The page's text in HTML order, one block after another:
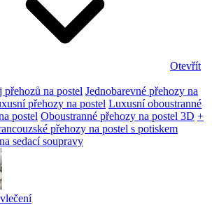
Otevřít
na postel Jednobarevné přehozy na
přehozy na postel Luxusní oboustranné
postel Oboustranné přehozy na postel 3D +
přehozy na postel s potiskem
sedací soupravy